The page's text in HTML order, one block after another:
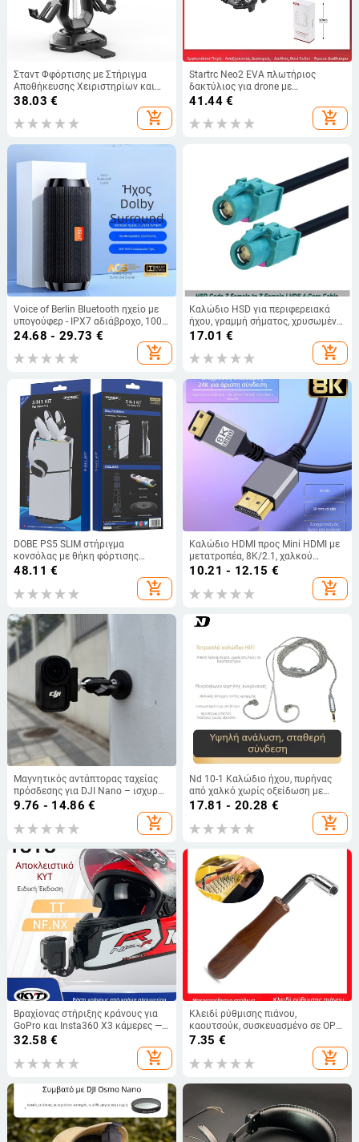
Σταντ Φφόρτισης με Στήριγμα
Αποθήκευσης Χειριστηρίων και
Ακουστικών, Type-C Διασύνδεση,
38.03 €
add_shopping_cart
Startrc Neo2 EVA πλωτήριος
δακτύλιος για drone με
προστατευτικό κάλυμμα έλικων
41.44€
add_shopping_cart
Voice of Berlin Bluetooth ηχείο με
υπογούφερ - IPX7 αδιάβροχο, 100
Hz-20 kHz, SNR ≥70 dB,
24.68 - 29.73 €
add_shopping_cart
Καλώδιο HSD για περιφερειακά
ήχου, γραμμή σήματος, χρυσωμένο,
οξυγονό-ελεύθερος χαλκός
πυρήνας, RoHS πιστοποιημένο
17.01 €
add_shopping_cart
DOBE PS5 SLIM στήριγμα
κονσόλας με θήκη φόρτισης
χειριστηρίου και αποθήκευση
48.11 €
add_shopping_cart
Καλώδιο HDMI προς Mini HDMI με
μετατροπέα, 8K/2.1, χαλκού
αγωγοί, επίχρυσες επαφές, μήκος
10.21 - 12.15 €
add_shopping_cart
Μαγνητικός αντάπτορας ταχείας
πρόσδεσης για DJI Nano – ισχυρός
μαγνητικός σύνδεσμος για
9.76 - 14.86 €
add_shopping_cart
Nd 10-1 Καλώδιο ήχου, πυρήνας
από χαλκό χωρίς οξείδωση με
επικάλυψη αργύρου, 2-πιν
χειροποίητο πλεγμένο, 0.78 mm
17.81 - 20.28 €
add_shopping_cart
Βραχίονας στήριξης κράνους για
GoPro και Insta360 X3 κάμερες —
αλουμινένιο κράμα; συμβατό με
αθλητικές κάμερες και κινητά
τηλέφωνα; TUYU KYT
32.58 €
add_shopping_cart
Κλειδί ρύθμισης πιάνου,
καουτσούκ, συσκευασμένο σε OPP
σακούλα, κατάλληλο για μουσικά
7.35 €
add_shopping_cart